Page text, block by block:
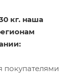
кг. наша
покупателями